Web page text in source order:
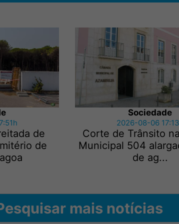
de
de
Sociedade
2026-08-06
Corte de Trânsito
Municipal 504
de ag...
mais notícias